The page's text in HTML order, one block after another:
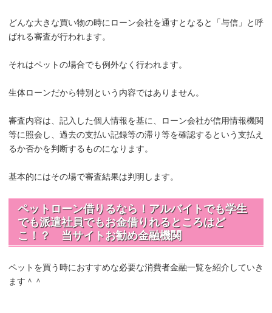
どんな大きな買い物の時にローン会社を通すとなると「与信」と呼
ばれる審査が行われます。
それはペットの場合でも例外なく行われます。
生体ローンだから特別という内容ではありません。
審査内容は、記入した個人情報を基に、ローン会社が信用情報機関
等に照会し、過去の支払い記録等の滞り等を確認するという支払え
るか否かを判断するものになります。
基本的にはその場で審査結果は判明します。
ペットローン借りるなら！アルバイトでも学生
でも派遣社員でもお金借りれるところはど
こ！？ 当サイトお勧め金融機関
ペットを買う時におすすめな必要な消費者金融一覧を紹介していき
ます＾＾